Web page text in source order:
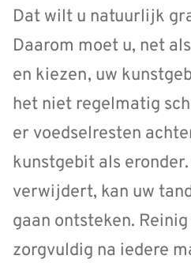
Dat wilt u natuurlijk
Daarom moet u, net
en kiezen, uw
het niet regelmatig
er voedselresten
kunstgebit als
verwijdert, kan uw
gaan ontsteken.
zorgvuldig na iedere